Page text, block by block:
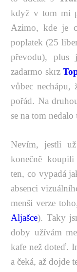
když v tom mi
Azimo, kde je
poplatek (25
převodu), plus
zadarmo skrz
vůbec nechápu,
pořád. Na
se na tom
Nevím, jestli
konečně
ten, co vypadá
absenci
menší verze
Aljašce). Taky
doby užívám
kafe než doteď.
a čeká, až dojde